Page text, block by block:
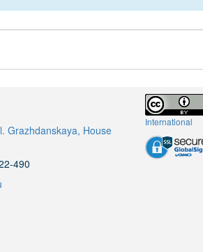
Grazhdanskaya, House
490
International